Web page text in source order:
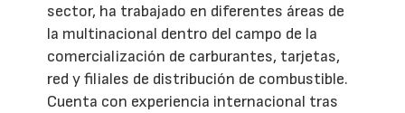
sector, ha trabajado en diferentes áreas de
la multinacional dentro del campo de la
comercialización de carburantes, tarjetas,
red y filiales de distribución de combustible.
Cuenta con experiencia internacional tras